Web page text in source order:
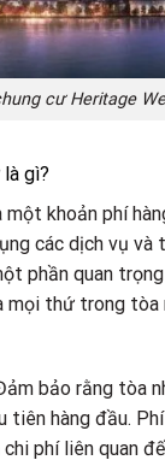
cư Heritage
gì?
một khoản phí
các dịch vụ và
phần quan
thứ trong tòa
bảo rằng tòa
tiên hàng đầu.
phí liên quan